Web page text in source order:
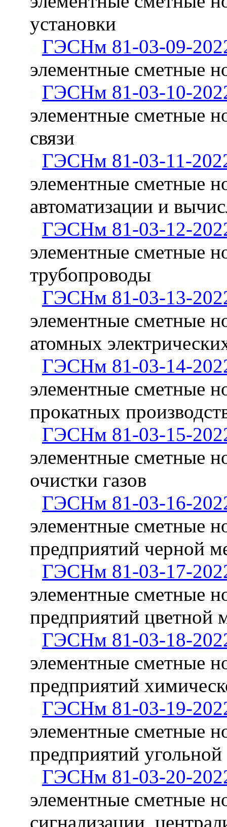
установки
ГЭСНм 81-03-09-
элементные сметные
ГЭСНм 81-03-10-
элементные сметные
связи
ГЭСНм 81-03-11-
элементные сметные
автоматизации и
ГЭСНм 81-03-12-
элементные сметные
трубопроводы
ГЭСНм 81-03-13-
элементные сметные
атомных
ГЭСНм 81-03-14-
элементные сметные
прокатных
ГЭСНм 81-03-15-
элементные сметные
очистки газов
ГЭСНм 81-03-16-
элементные сметные
предприятий черной
ГЭСНм 81-03-17-
элементные сметные
предприятий цветной
ГЭСНм 81-03-18-
элементные сметные
предприятий
ГЭСНм 81-03-19-
элементные сметные
предприятий
ГЭСНм 81-03-20-
элементные сметные
сигнализации,